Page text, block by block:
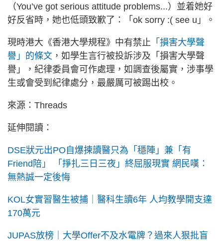
（You’ve got serious attitude problems...）並着她好
好反省時，她也低頭致歉了：「ok sorry :( see u」。
現時港大《香港大學規程》中有禁止 「損害大學聲
譽」的條文 ，如學生言行被投訴涉及「損害大學聲
譽」，紀律委員會可作處理，如調查後屬實，涉事學
生或會受到紀律處分，最嚴厲可被踢出校。
來源：Threads
延伸閱讀：
DSE狀元出PO自爆揀讀醫只為「穩陣」兼「有
Friend陪」 「掙扎三日三夜」終屈服現實 網民嘆：
無熱誠一定後悔
KOL女實習醫生被捕｜醫科生讀6年 人均教學開支達
170萬元
JUPAS放榜｜大學Offer不及水電牌？過來人狠批盲